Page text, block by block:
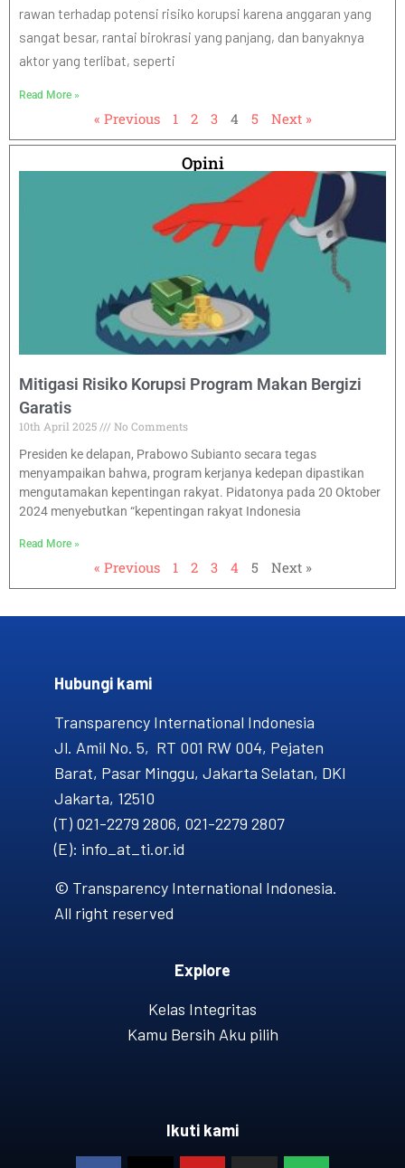
rawan terhadap potensi risiko korupsi karena anggaran yang
sangat besar, rantai birokrasi yang panjang, dan banyaknya
aktor yang terlibat, seperti
Read More »
« Previous 1 2 3 4 5 Next »
Opini
Mitigasi Risiko Korupsi Program Makan Bergizi
Garatis
10th April 2025
No Comments
Presiden ke delapan, Prabowo Subianto secara tegas
menyampaikan bahwa, program kerjanya kedepan dipastikan
mengutamakan kepentingan rakyat. Pidatonya pada 20 Oktober
2024 menyebutkan “kepentingan rakyat Indonesia
Read More »
« Previous 1 2 3 4 5 Next »
Hubungi kami​
Transparency International Indonesia
Jl. Amil No. 5, RT 001 RW 004, Pejaten
Barat, Pasar Minggu, Jakarta Selatan, DKI
Jakarta, 12510
(T) 021-2279 2806, 021-2279 2807
(E): info_at_ti.or.id
© Transparency International Indonesia.
All right reserved
Explore
Kelas Integritas
Kamu Bersih Aku pilih
Ikuti kami